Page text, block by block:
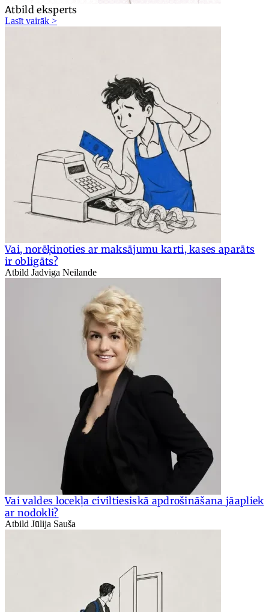
Atbild eksperts
Lasīt vairāk >
Vai, norēķinoties ar maksājumu karti, kases aparāts
ir obligāts?
Atbild Jadviga Neilande
Vai valdes locekļa civiltiesiskā apdrošināšana jāapliek
ar nodokli?
Atbild Jūlija Sauša